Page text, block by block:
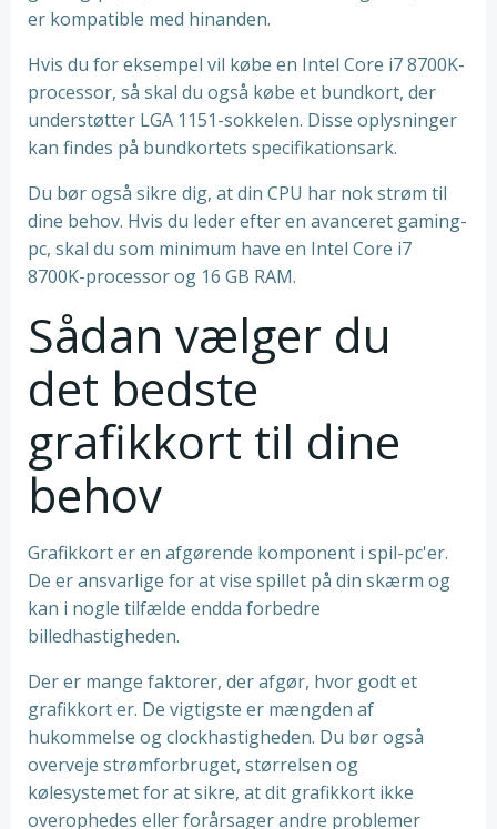
er kompatible med hinanden.
Hvis du for eksempel vil købe en Intel Core i7 8700K-
processor, så skal du også købe et bundkort, der
understøtter LGA 1151-sokkelen. Disse oplysninger
kan findes på bundkortets specifikationsark.
Du bør også sikre dig, at din CPU har nok strøm til
dine behov. Hvis du leder efter en avanceret gaming-
pc, skal du som minimum have en Intel Core i7
8700K-processor og 16 GB RAM.
Sådan vælger du
det bedste
grafikkort til dine
behov
Grafikkort er en afgørende komponent i spil-pc'er.
De er ansvarlige for at vise spillet på din skærm og
kan i nogle tilfælde endda forbedre
billedhastigheden.
Der er mange faktorer, der afgør, hvor godt et
grafikkort er. De vigtigste er mængden af
hukommelse og clockhastigheden. Du bør også
overveje strømforbruget, størrelsen og
kølesystemet for at sikre, at dit grafikkort ikke
overophedes eller forårsager andre problemer